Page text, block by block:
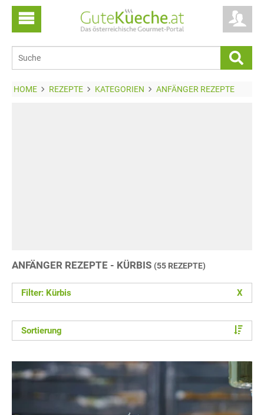
HOME REZEPTE KATEGORIEN ANFÄNGER REZEPTE
ANFÄNGER REZEPTE - KÜRBIS (55 REZEPTE)
Filter: Kürbis X
Sortierung